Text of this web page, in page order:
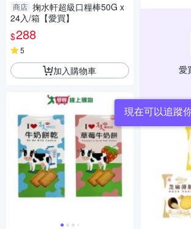
商店 掬水軒超級口糧棒50G x
24入/箱【愛買】
$288
5
加入購物車 愛
現在可以追蹤